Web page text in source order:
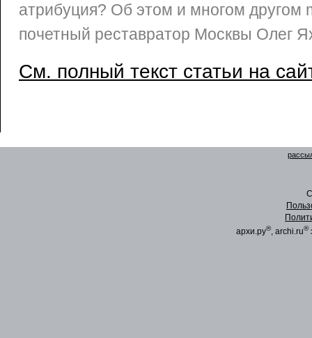
атрибуция? Об этом и многом другом
почетный реставратор Москвы Олег
См. полный текст статьи на
архи.ру®, archi.ru®